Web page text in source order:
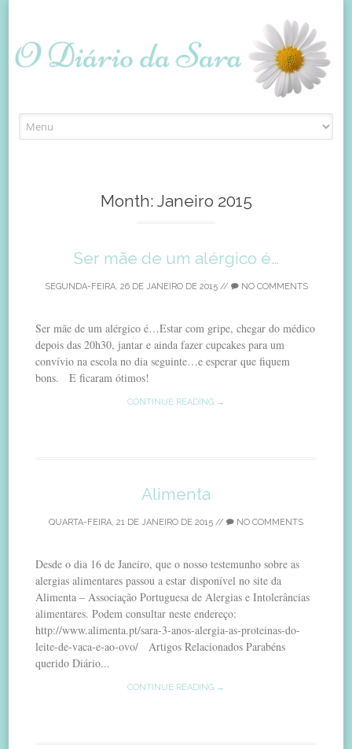
to
Month: Janeiro 2015
Ser mãe de um alérgico é…
SEGUNDA-FEIRA, 26 DE JANEIRO DE 2015// NO COMMENTS
Ser mãe de um alérgico é…Estar com gripe, chegar do médico
depois das 20h30, jantar e ainda fazer cupcakes para um
convívio na escola no dia seguinte…e esperar que fiquem
bons. E ficaram ótimos!
CONTINUE READING →
Alimenta
QUARTA-FEIRA, 21 DE JANEIRO DE 2015 // NO COMMENTS
Desde o dia 16 de Janeiro, que o nosso testemunho sobre as
alergias alimentares passou a estar disponível no site da
Alimenta – Associação Portuguesa de Alergias e Intolerâncias
alimentares. Podem consultar neste endereço:
http://www.alimenta.pt/sara-3-anos-alergia-as-proteinas-do-
leite-de-vaca-e-ao-ovo/ Artigos Relacionados Parabéns
querido Diário...
CONTINUE READING →